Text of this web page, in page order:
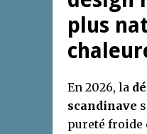
plus
En 2026, la
scandinave
pureté froide